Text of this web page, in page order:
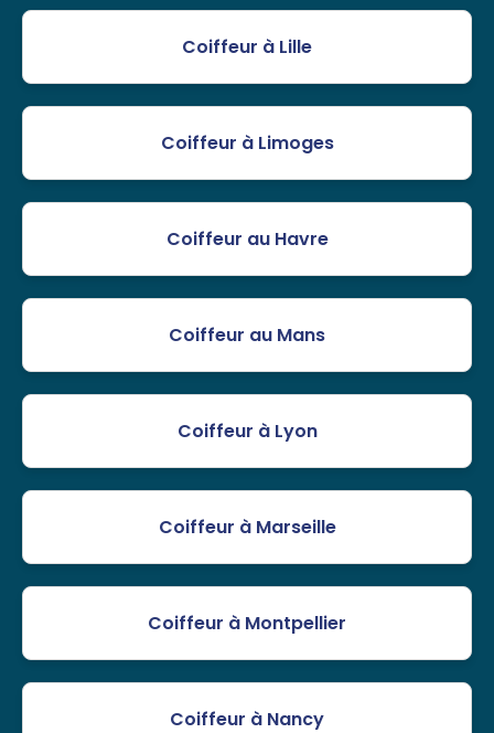
Coiffeur à Lille
Coiffeur à Limoges
Coiffeur au Havre
Coiffeur au Mans
Coiffeur à Lyon
Coiffeur à Marseille
Coiffeur à Montpellier
Coiffeur à Nancy